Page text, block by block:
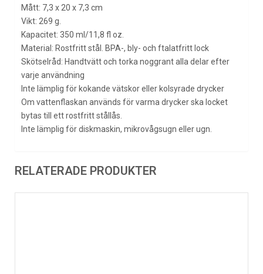
Mått: 7,3 x 20 x 7,3 cm
Vikt: 269 g.
Kapacitet: 350 ml/11,8 fl oz.
Material: Rostfritt stål. BPA-, bly- och ftalatfritt lock
Skötselråd: Handtvätt och torka noggrant alla delar efter
varje användning
Inte lämplig för kokande vätskor eller kolsyrade drycker
Om vattenflaskan används för varma drycker ska locket
bytas till ett rostfritt stållås.
Inte lämplig för diskmaskin, mikrovågsugn eller ugn.
RELATERADE PRODUKTER